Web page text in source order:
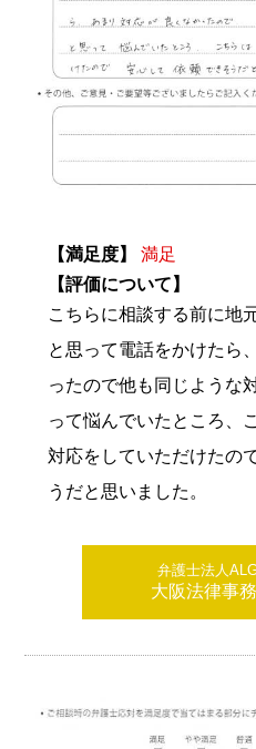
【満足度】
満足
【評価について】
こちらに相談する前に地
と思って電話をかけたら
ったので他も同じような
って悩んでいたところ、
対応をしていただけたの
うだと思いました。
弁護士法人
大阪法律事